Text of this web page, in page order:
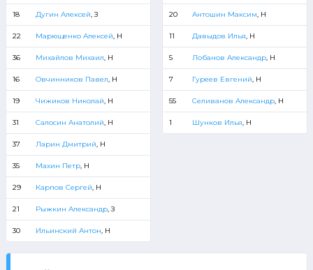
18 Дугин Алексей, З
22 Марющенко Алексей, Н
36 Михайлов Михаил, Н
16 Овчинников Павел, Н
19 Чижиков Николай, Н
31 Салосин Анатолий, Н
37 Ларин Дмитрий, Н
35 Махин Петр, Н
29 Карпов Сергей, Н
21 Рыжкин Александр, З
30 Ильинский Антон, Н
20 Антошин Максим, Н
11 Давыдов Илья, Н
5 Лобанов Александр, Н
7 Гуреев Евгений, Н
55 Селиванов Александр, Н
1 Шунков Илья, Н